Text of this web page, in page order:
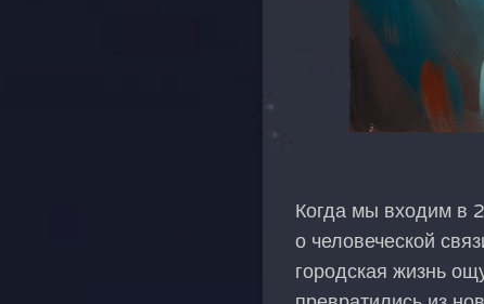
Когда мы входим в
о человеческой
городская жизнь